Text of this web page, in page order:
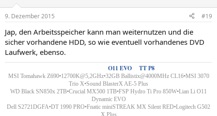
9. Dezember 2015 #19
Jap, den Arbeitsspeicher kann man weiternutzen und die
sicher vorhandene HDD, so wie eventuell vorhandenes DVD
Laufwerk, ebenso.
O11 EVO TT P8
MSI Tomahawk Z690•12700K@5,2GHz•32GB Ballistix@4000MHz CL16•MSI 3070
Trio X•Sound BlasterX AE-5 Plus
WD Black SN850x 2TB•Crucial MX500 1TB•FSP Hydro Ti Pro 850W•Lian Li O11
Dynamic EVO
Dell S2721DGFA•DT 1990 PRO•Fnatic miniSTREAK MX Silent RED•Logitech G502
X Plus